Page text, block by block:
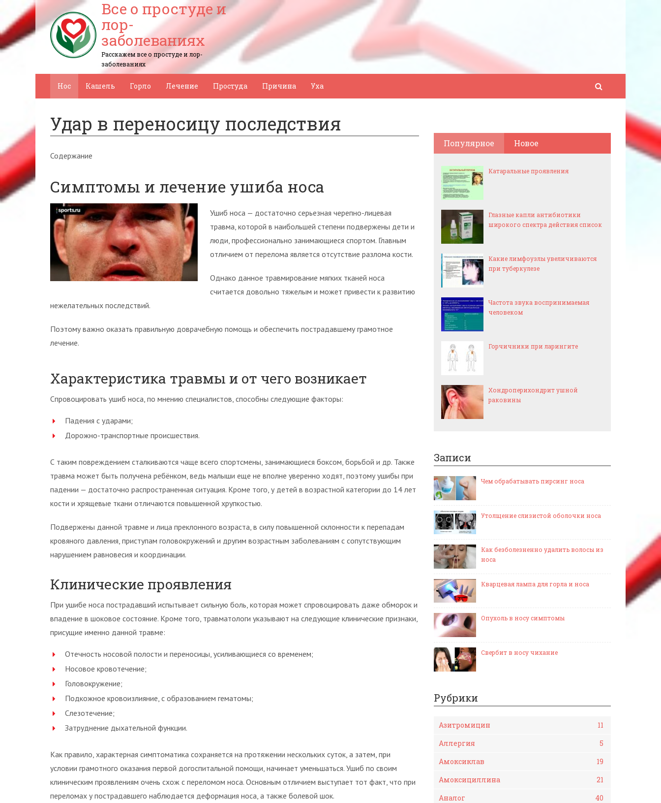
Все о простуде и
лор-
заболеваниях
Расскажем все о простуде и лор-
заболеваниях
Нос Кашель Горло Лечение Простуда Причина Уха
Удар в переносицу последствия
Содержание
Симптомы и лечение ушиба носа
Ушиб носа — достаточно серьезная черепно-лицевая
травма, которой в наибольшей степени подвержены дети и
люди, профессионально занимающиеся спортом. Главным
отличием от перелома является отсутствие разлома кости.
Однако данное травмирование мягких тканей носа
считается довольно тяжелым и может привести к развитию
нежелательных последствий.
Поэтому важно оказать правильную доврачебную помощь и обеспечить пострадавшему грамотное
лечение.
Характеристика травмы и от чего возникает
Спровоцировать ушиб носа, по мнению специалистов, способны следующие факторы:
Падения с ударами;
Дорожно-транспортные происшествия.
С таким повреждением сталкиваются чаще всего спортсмены, занимающиеся боксом, борьбой и др. Также
травма может быть получена ребёнком, ведь малыши еще не вполне уверенно ходят, поэтому ушибы при
падении — достаточно распространенная ситуация. Кроме того, у детей в возрастной категории до 14 лет
кости и хрящевые ткани отличаются повышенной хрупкостью.
Подвержены данной травме и лица преклонного возраста, в силу повышенной склонности к перепадам
кровяного давления, приступам головокружений и другим возрастным заболеваниям с сопутствующим
нарушением равновесия и координации.
Клинические проявления
При ушибе носа пострадавший испытывает сильную боль, которая может спровоцировать даже обморок и
впадение в шоковое состояние. Кроме того, травматологи указывают на следующие клинические признаки,
присущие именно данной травме:
Отечность носовой полости и переносицы, усиливающиеся со временем;
Носовое кровотечение;
Головокружение;
Подкожное кровоизлияние, с образованием гематомы;
Слезотечение;
Затруднение дыхательной функции.
Как правило, характерная симптоматика сохраняется на протяжении нескольких суток, а затем, при
условии грамотного оказания первой догоспитальной помощи, начинает уменьшаться. Ушиб по своим
клиническим проявлениям очень схож с переломом носа. Основным отличием выступает тот факт, что при
переломах у пострадавшего наблюдается деформация носа, а также болевой шок.
Популярное Новое
Катаральные проявления
Глазные капли антибиотики
широкого спектра действия список
Какие лимфоузлы увеличиваются
при туберкулезе
Частота звука воспринимаемая
человеком
Горчичники при ларингите
Хондроперихондрит ушной
раковины
Записи
Чем обрабатывать пирсинг носа
Утолщение слизистой оболочки носа
Как безболезненно удалить волосы из
носа
Кварцевая лампа для горла и носа
Опухоль в носу симптомы
Свербит в носу чихание
Рубрики
Азитромицин
11
Аллергия
5
Амоксиклав
19
Амоксициллина
21
Аналог
40